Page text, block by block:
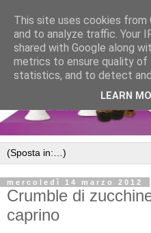
mercoledì 14 marzo 2012
Crumble di
caprino
This site uses cookies
and to analyze traffic. Your
shared with Google along
metrics to ensure quality of
statistics, and to detect
LEARN